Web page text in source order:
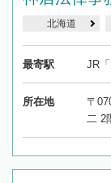
北海道
最寄駅 JR
所在地
〒
二 2